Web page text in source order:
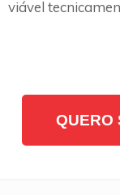
viável
QUERO